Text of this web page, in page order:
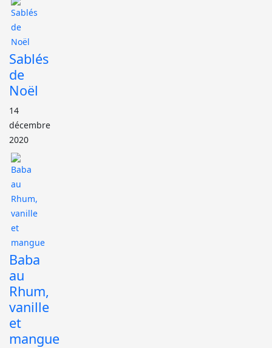
Sablés
de
Noël
14
décembre
2020
Baba
au
Rhum,
vanille
et
mangue